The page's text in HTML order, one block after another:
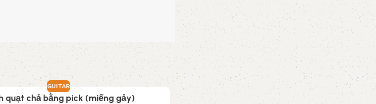
GUITAR
quạt chả bằng pick (miếng gảy)
GUITAR
Các dùng pick (miếng gảy) để đệm hát các